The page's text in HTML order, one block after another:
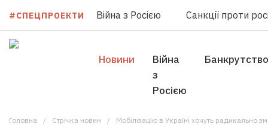
#СПЕЦПРОЕКТИ Війна з Росією Санкції проти
Новини
Війна
з
Росією
Банкрутство
Головна Стрічка новин Мобілізацію в Україні хочуть радикально змінити: